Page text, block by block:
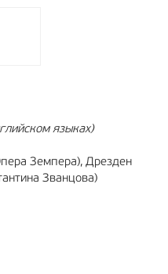
языках)
Земпера), Дрезден
Званцова)